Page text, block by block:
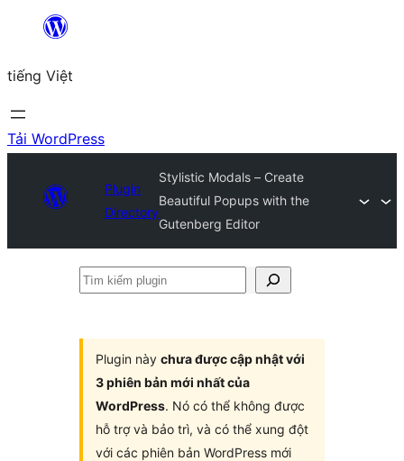
Chuyển
phần
nội
dung
tiếng Việt
Tải WordPress
Plugin
Directory
Stylistic Modals – Create
Beautiful Popups with the
Gutenberg Editor
Tìm
Plugin này chưa được cập nhật với
3 phiên bản mới nhất của
WordPress. Nó có thể không được
hỗ trợ và bảo trì, và có thể xung đột
với các phiên bản WordPress mới